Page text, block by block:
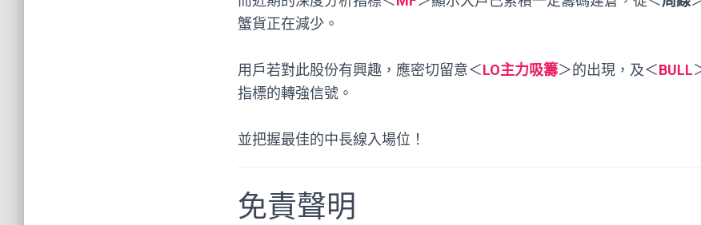
蟹貨正在減少。
用戶若對此股份有興趣，應密切留意＜LO主力吸籌＞的出現，及＜BULL
指標的轉強信號。
並把握最佳的中長線入場位！
免責聲明